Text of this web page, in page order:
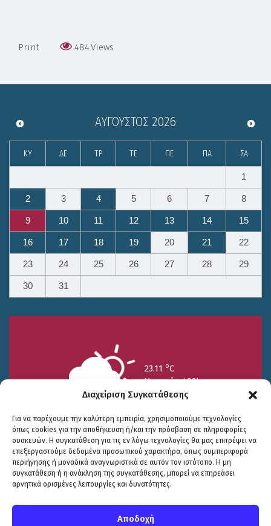
Διαχείριση Συγκατάθεσης
Για να παρέχουμε την καλύτερη εμπειρία, χρησιμοποιούμε τεχνολογίες
όπως cookies για την αποθήκευση ή/και την πρόσβαση σε πληροφορίες
συσκευών. Η συγκατάθεση για τις εν λόγω τεχνολογίες θα μας επιτρέψει να
επεξεργαστούμε δεδομένα προσωπικού χαρακτήρα, όπως συμπεριφορά
περιήγησης ή μοναδικά αναγνωριστικά σε αυτόν τον ιστότοπο. Η μη
συγκατάθεση ή η ανάκληση της συγκατάθεσης, μπορεί να επηρεάσει
αρνητικά ορισμένες λειτουργίες και δυνατότητες.
Αποδοχή
Print 484Views
ΑΎΓΟΥΣΤΟΣ 2026
ΚΥ ΔΕ ΤΡ ΤΕ ΠΕ ΠΑ ΣΑ
1
2 3 4 5 6 7 8
9 10 11 12 13 14 15
16 17 18 19 20 21 22
23 24 25 26 27 28 29
30 31
23.11 oC
Υγρασία 49%
25/7
15.73 oC
26/7
17.99oC
27/7
20.94oC
© COPYRIGHT ΔΗΜΟΣ ΣΟΥΛΙΟΥ 2026